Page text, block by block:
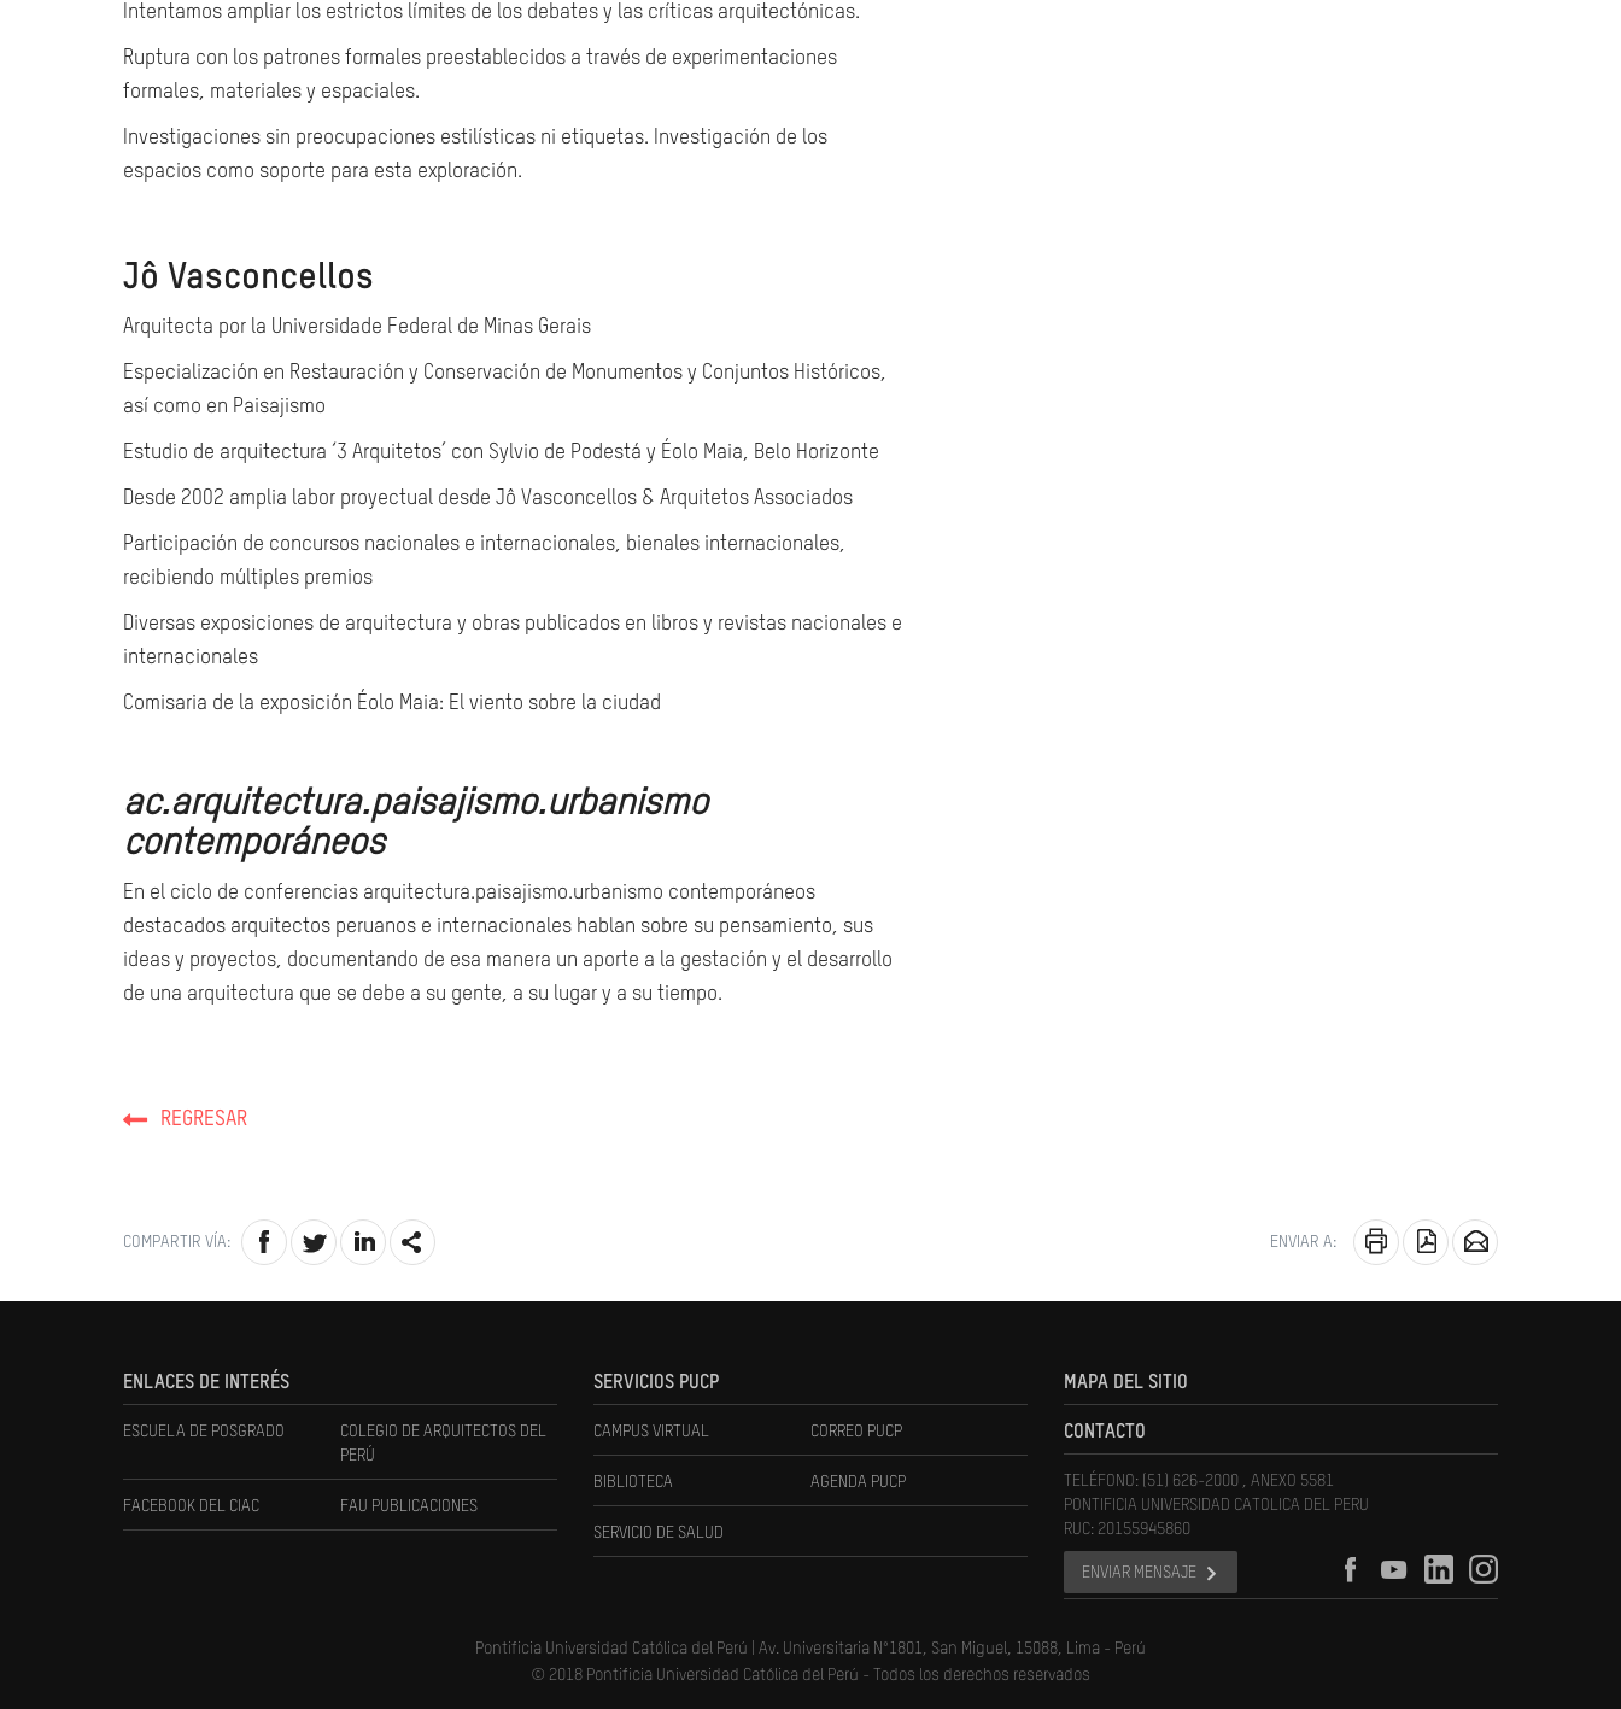
Intentamos ampliar los estrictos límites de los debates y las críticas arquitectónicas.
Ruptura con los patrones formales preestablecidos a través de experimentaciones
formales, materiales y espaciales.
Investigaciones sin preocupaciones estilísticas ni etiquetas. Investigación de los
espacios como soporte para esta exploración.
Jô Vasconcellos
Arquitecta por la Universidade Federal de Minas Gerais
Especialización en Restauración y Conservación de Monumentos y Conjuntos Históricos,
así como en Paisajismo
Estudio de arquitectura ‘3 Arquitetos’ con Sylvio de Podestá y Éolo Maia, Belo Horizonte
Desde 2002 amplia labor proyectual desde Jô Vasconcellos & Arquitetos Associados
Participación de concursos nacionales e internacionales, bienales internacionales,
recibiendo múltiples premios
Diversas exposiciones de arquitectura y obras publicados en libros y revistas nacionales e
internacionales
Comisaria de la exposición Éolo Maia: El viento sobre la ciudad
ac.arquitectura.paisajismo.urbanismo
contemporáneos
En el ciclo de conferencias arquitectura.paisajismo.urbanismo contemporáneos
destacados arquitectos peruanos e internacionales hablan sobre su pensamiento, sus
ideas y proyectos, documentando de esa manera un aporte a la gestación y el desarrollo
de una arquitectura que se debe a su gente, a su lugar y a su tiempo.
REGRESAR
COMPARTIR VÍA: ENVIAR A:
ENLACES DE INTERÉS
ESCUELA DE POSGRADO
COLEGIO DE ARQUITECTOS DEL
PERÚ
FACEBOOK DEL CIAC FAU PUBLICACIONES
SERVICIOS PUCP
CAMPUS VIRTUAL CORREO PUCP
BIBLIOTECA AGENDA PUCP
SERVICIO DE SALUD
MAPA DEL SITIO
CONTACTO
TELÉFONO: (51) 626-2000 , ANEXO 5581
PONTIFICIA UNIVERSIDAD CATOLICA DEL PERU
RUC: 20155945860
ENVIAR MENSAJE
Pontificia Universidad Católica del Perú | Av. Universitaria N°1801, San Miguel, 15088, Lima - Perú
© 2018 Pontificia Universidad Católica del Perú - Todos los derechos reservados